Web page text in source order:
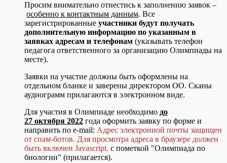
Просим внимательно отнестись к заполнению заявок –
особенно к контактным данным. Все
зарегистрированные участники будут получать
дополнительную информацию по указанным в
заявках адресам и телефонам (указывать телефон
педагога ответственного за организацию Олимпиады на
месте).
Заявки на участие должны быть оформлены на
отдельном бланке и заверены директором ОО. Сканы
аудиограмм прилагаются в электронном виде.
Для участия в Олимпиаде необходимо до
27 октября 2022 года оформить заявку по форме и
направить по e-mail: Адрес электронной почты защищен
от спам-ботов. Для просмотра адреса в браузере должен
быть включен Javascript. с пометкой "Олимпиада по
биологии" (прилагается).